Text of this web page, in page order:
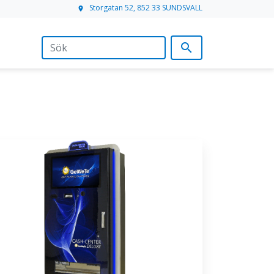
location_on Storgatan 52, 852 33 SUNDSVALL
search